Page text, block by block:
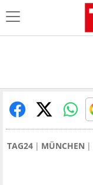
TAG24 MÜNCHEN